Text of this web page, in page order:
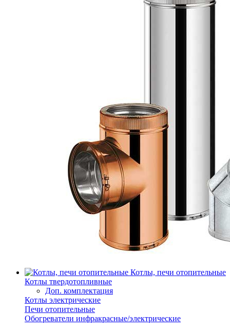
Котлы, печи отопительные
Котлы твердотопливные
Доп. комплектация
Котлы электрические
Печи отопительные
Обогреватели инфракрасные/электрические